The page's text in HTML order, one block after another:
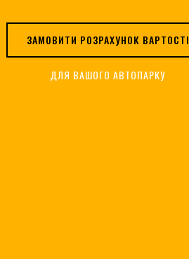
ЗАМОВИТИ РОЗРАХУНОК ВАРТОСТІ
ДЛЯ ВАШОГО АВТОПАРКУ